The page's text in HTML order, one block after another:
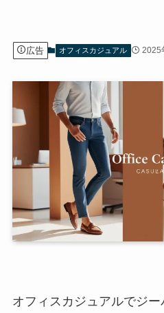
広告 オフィスカジュアル 2025
オフィスカジュアルでジ